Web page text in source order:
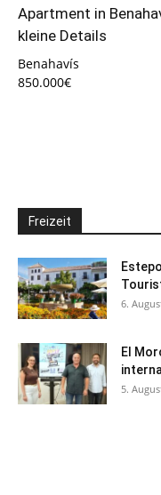
Apartment in
kleine Details
Benahavís
850.000€
Freizeit
6.
El
5.